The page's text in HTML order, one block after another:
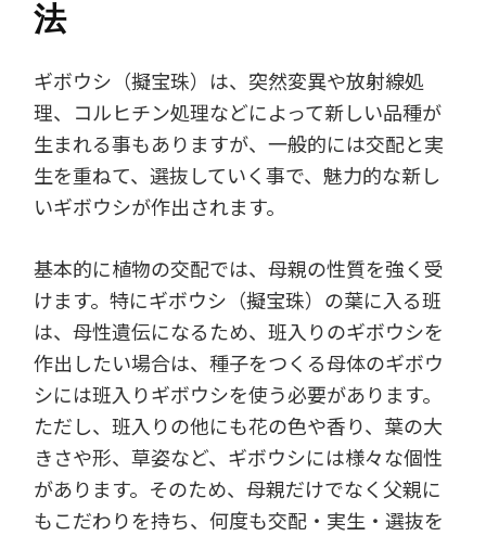
法
ギボウシ（擬宝珠）は、突然変異や放射線処
理、コルヒチン処理などによって新しい品種が
生まれる事もありますが、一般的には交配と実
生を重ねて、選抜していく事で、魅力的な新し
いギボウシが作出されます。
基本的に植物の交配では、母親の性質を強く受
けます。特にギボウシ（擬宝珠）の葉に入る班
は、母性遺伝になるため、班入りのギボウシを
作出したい場合は、種子をつくる母体のギボウ
シには班入りギボウシを使う必要があります。
ただし、班入りの他にも花の色や香り、葉の大
きさや形、草姿など、ギボウシには様々な個性
があります。そのため、母親だけでなく父親に
もこだわりを持ち、何度も交配・実生・選抜を